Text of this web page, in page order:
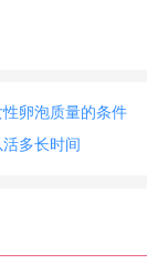
卵泡质量的条件
多长时间